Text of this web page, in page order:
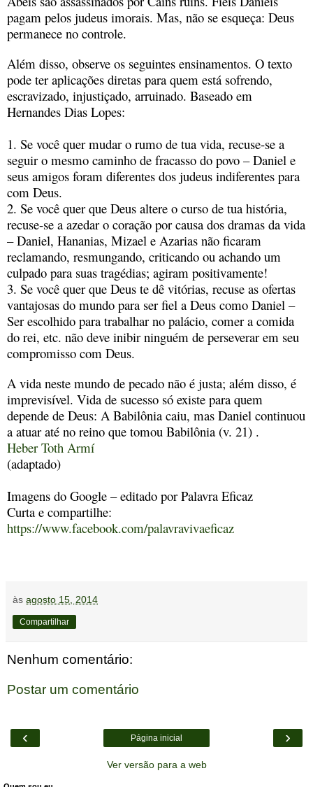
pagam pelos judeus imorais. Mas, não se esqueça: Deus
permanece no controle.
Além disso, observe os seguintes ensinamentos. O texto
pode ter aplicações diretas para quem está sofrendo,
escravizado, injustiçado, arruinado. Baseado em
Hernandes Dias Lopes:
1. Se você quer mudar o rumo de tua vida, recuse-se a
seguir o mesmo caminho de fracasso do povo – Daniel e
seus amigos foram diferentes dos judeus indiferentes para
com Deus.
2. Se você quer que Deus altere o curso de tua história,
recuse-se a azedar o coração por causa dos dramas da vida
– Daniel, Hananias, Mizael e Azarias não ficaram
reclamando, resmungando, criticando ou achando um
culpado para suas tragédias; agiram positivamente!
3. Se você quer que Deus te dê vitórias, recuse as ofertas
vantajosas do mundo para ser fiel a Deus como Daniel –
Ser escolhido para trabalhar no palácio, comer a comida
do rei, etc. não deve inibir ninguém de perseverar em seu
compromisso com Deus.
A vida neste mundo de pecado não é justa; além disso, é
imprevisível. Vida de sucesso só existe para quem
depende de Deus: A Babilônia caiu, mas Daniel continuou
a atuar até no reino que tomou Babilônia (v. 21) .
Heber Toth Armí
(adaptado)
Imagens do Google – editado por Palavra Eficaz
Curta e compartilhe:
https://www.facebook.com/palavravivaeficaz
às agosto 15, 2014
Compartilhar
Nenhum comentário:
Postar um comentário
‹ ›
Página inicial
Ver versão para a web